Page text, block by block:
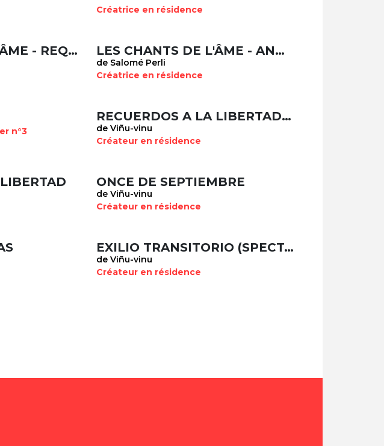
Créatrice en résidence
LES CHANTS DE L'ÂME - REQUIEM LES CHANTS DE L'ÂME - AND THE NIGHT WILL FALL AGAIN, DANGER IMAGINAIRE
de Salomé Perli
Créatrice en résidence
n°3
RECUERDOS A LA LIBERTAD (INTERLUDE)
de Viñu-vinu
Créateur en résidence
ONCE DE SEPTIEMBRE
de Viñu-vinu
Créateur en résidence
EXILIO TRANSITORIO (SPECTACLE COMPLET)
de Viñu-vinu
Créateur en résidence